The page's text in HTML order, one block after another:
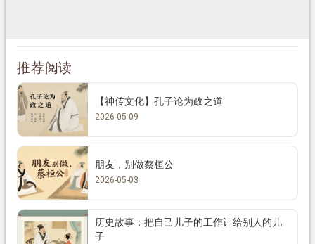
推荐阅读
【神传文化】孔子论为政之道
2026-05-09
朋友，别做蔡桓公
2026-05-03
历史故事：把自己儿子的工作让给别人的儿
子